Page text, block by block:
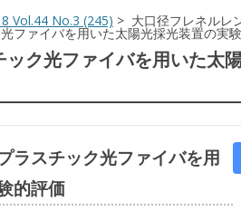
Vol.44 No.3 (245) > 大口径フレネルレ
光ファイバを用いた太陽光採光装置の実
ク光ファイバを用いた太
ラスチック光ファイバを用
的評価